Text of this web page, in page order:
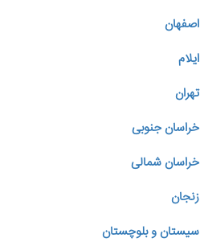
اصفهان
ایلام
تهران
خراسان جنوبی
خراسان شمالی
زنجان
سیستان و بلوچستان